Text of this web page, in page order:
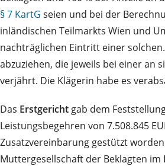
§ 7 KartG seien und bei der
inländischen Teilmarkts Wien und
nachträglichen Eintritt einer
abzuziehen, die jeweils bei einer an
verjährt. Die Klägerin habe es
Das Erstgericht gab dem
Leistungsbegehren von 7.508.845
Zusatzvereinbarung gestützt
Muttergesellschaft der Beklagten